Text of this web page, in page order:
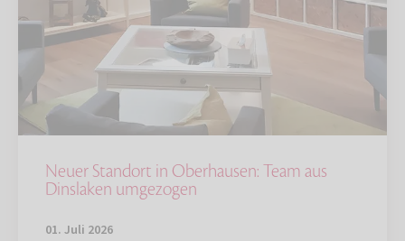
Neuer Standort in Oberhausen: Team aus
Dinslaken umgezogen
01. Juli 2026